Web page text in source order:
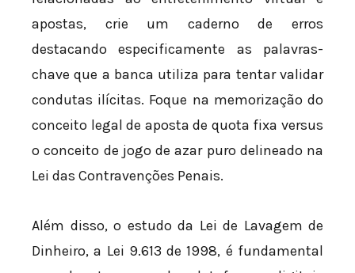
apostas, crie um caderno de erros
destacando especificamente as palavras-
chave que a banca utiliza para tentar validar
condutas ilícitas. Foque na memorização do
conceito legal de aposta de quota fixa versus
o conceito de jogo de azar puro delineado na
Lei das Contravenções Penais.
Além disso, o estudo da Lei de Lavagem de
Dinheiro, a Lei 9.613 de 1998, é fundamental